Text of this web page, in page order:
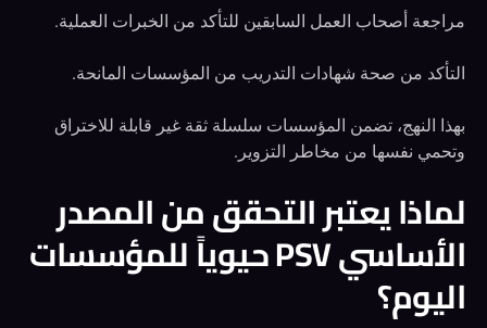
مراجعة أصحاب العمل السابقين للتأكد من الخبرات العملية.
التأكد من صحة شهادات التدريب من المؤسسات المانحة.
بهذا النهج، تضمن المؤسسات سلسلة ثقة غير قابلة للاختراق
وتحمي نفسها من مخاطر التزوير.
لماذا يعتبر التحقق من المصدر
الأساسي PSV حيوياً للمؤسسات
اليوم؟